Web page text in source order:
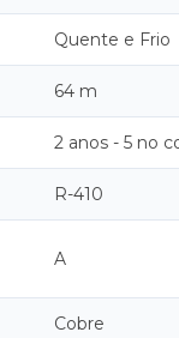
Quente e Frio
64 m
2 anos - 5 no
R-410
A
Cobre